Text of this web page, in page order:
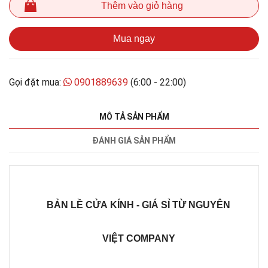
Thêm vào giỏ hàng
Mua ngay
Gọi đặt mua: 0901889639 (6:00 - 22:00)
MÔ TẢ SẢN PHẨM
ĐÁNH GIÁ SẢN PHẨM
BẢN LỀ CỬA KÍNH - GIÁ SỈ TỪ NGUYÊN
VIỆT COMPANY